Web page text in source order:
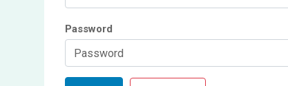
Password